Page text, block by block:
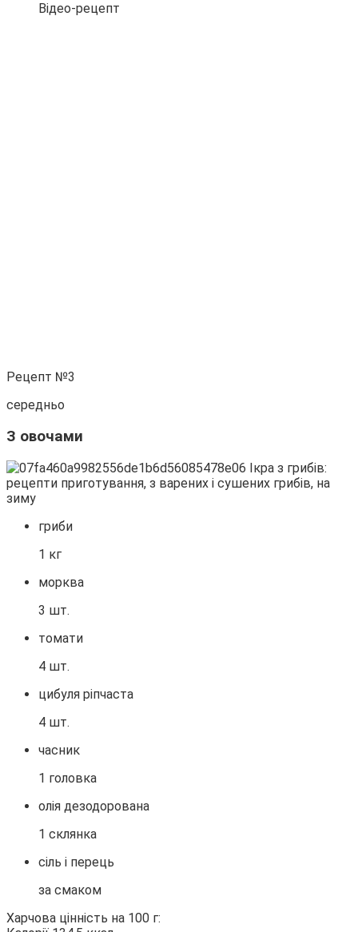
Відео-рецепт
Рецепт №3
середньо
З овочами
гриби
1 кг
морква
3 шт.
томати
4 шт.
цибуля ріпчаста
4 шт.
часник
1 головка
олія дезодорована
1 склянка
сіль і перець
за смаком
Харчова цінність на 100 г: